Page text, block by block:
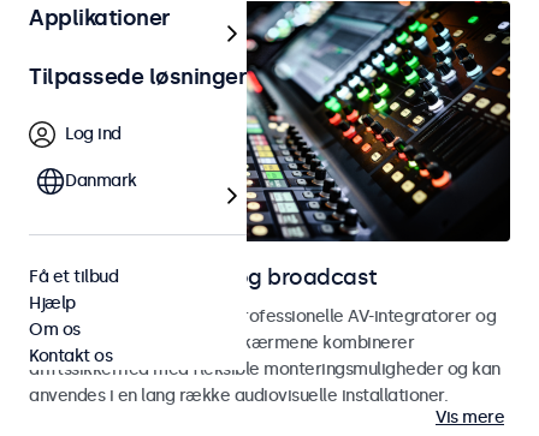
Touchskærme til AV og broadcast
Touchskærme udviklet til professionelle AV-integratorer og
brug i studiemiljøer. Touchskærmene kombinerer
driftssikkerhed med fleksible monteringsmuligheder og kan
anvendes i en lang række audiovisuelle installationer.
Vis mere
Applikationer
Tilpassede løsninger
Log ind
Danmark
Få et tilbud
Hjælp
Om os
Kontakt os